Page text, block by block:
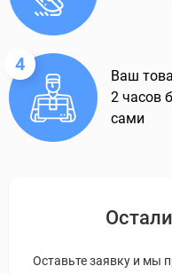
4
Ваш
2 часов
сами
Оставьте заявку и мы